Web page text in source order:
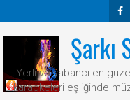
Ook
Şarkı
Yerli ve yabancı en
karaokeleri eşliğinde